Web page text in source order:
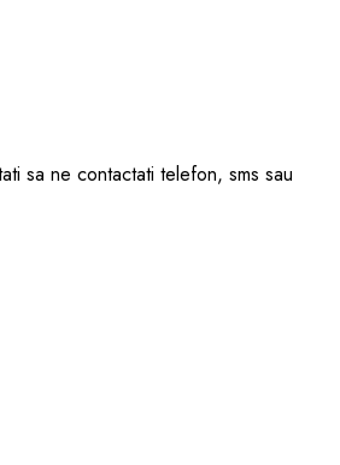
sa ne contactati telefon, sms sau